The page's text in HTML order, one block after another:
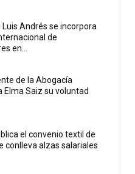
Luis Andrés se incorpora
de
en...
de la Abogacía
Elma Saiz su voluntad
el convenio textil de
conlleva alzas salariales